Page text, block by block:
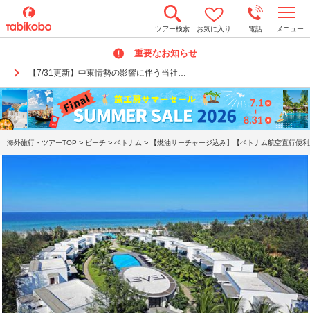
ツアー検索 お気に入り 電話 メニュー
重要なお知らせ
【7/31更新】中東情勢の影響に伴う当社…
o
n
a
v
i
g
a
t
海外旅行・ツアーTOP > ビーチ > ベトナム > 【燃油サーチャージ込み】【ベトナム航空直行